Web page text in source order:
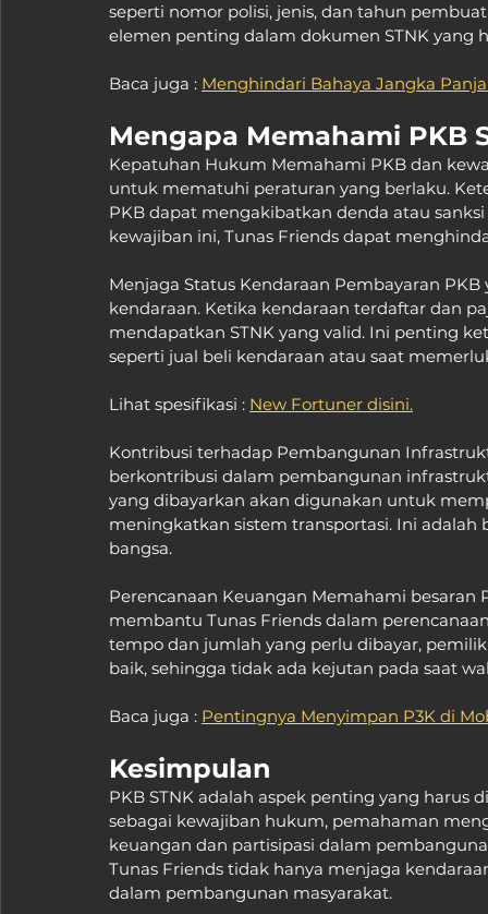
seperti nomor polisi, jenis, dan tahun
elemen penting dalam dokumen STNK yang
Baca juga : Menghindari Bahaya Jangka
Mengapa Memahami PKB
Kepatuhan Hukum Memahami PKB dan
untuk mematuhi peraturan yang berlaku.
PKB dapat mengakibatkan denda atau
kewajiban ini, Tunas Friends dapat
Menjaga Status Kendaraan Pembayaran
kendaraan. Ketika kendaraan terdaftar dan
mendapatkan STNK yang valid. Ini penting
seperti jual beli kendaraan atau saat
Lihat spesifikasi : New Fortuner disini.
Kontribusi terhadap Pembangunan
berkontribusi dalam pembangunan
yang dibayarkan akan digunakan untuk
meningkatkan sistem transportasi. Ini
bangsa.
Perencanaan Keuangan Memahami
membantu Tunas Friends dalam
tempo dan jumlah yang perlu dibayar,
baik, sehingga tidak ada kejutan pada saat
Baca juga : Pentingnya Menyimpan P3K di
Kesimpulan
PKB STNK adalah aspek penting yang harus
sebagai kewajiban hukum, pemahaman
keuangan dan partisipasi dalam
Tunas Friends tidak hanya menjaga
dalam pembangunan masyarakat.